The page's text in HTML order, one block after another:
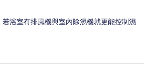
浴室有排風機與室內除濕機就更能控制濕